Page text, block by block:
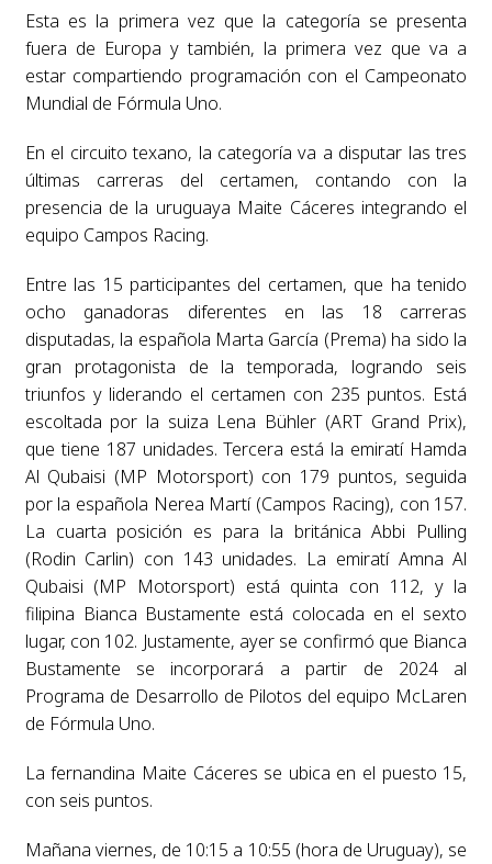
Esta es la primera vez que la categoría se presenta
fuera de Europa y también, la primera vez que va a
estar compartiendo programación con el Campeonato
Mundial de Fórmula Uno.
En el circuito texano, la categoría va a disputar las tres
últimas carreras del certamen, contando con la
presencia de la uruguaya Maite Cáceres integrando el
equipo Campos Racing.
Entre las 15 participantes del certamen, que ha tenido
ocho ganadoras diferentes en las 18 carreras
disputadas, la española Marta García (Prema) ha sido la
gran protagonista de la temporada, logrando seis
triunfos y liderando el certamen con 235 puntos. Está
escoltada por la suiza Lena Bühler (ART Grand Prix),
que tiene 187 unidades. Tercera está la emiratí Hamda
Al Qubaisi (MP Motorsport) con 179 puntos, seguida
por la española Nerea Martí (Campos Racing), con 157.
La cuarta posición es para la británica Abbi Pulling
(Rodin Carlin) con 143 unidades. La emiratí Amna Al
Qubaisi (MP Motorsport) está quinta con 112, y la
filipina Bianca Bustamente está colocada en el sexto
lugar, con 102. Justamente, ayer se confirmó que Bianca
Bustamente se incorporará a partir de 2024 al
Programa de Desarrollo de Pilotos del equipo McLaren
de Fórmula Uno.
La fernandina Maite Cáceres se ubica en el puesto 15,
con seis puntos.
Mañana viernes, de 10:15 a 10:55 (hora de Uruguay), se